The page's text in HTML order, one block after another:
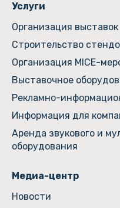
Услуги
Организация выставок
Строительство
Организация MICE-
Выставочное
Рекламно-
Информация для
Аренда звукового и
оборудования
Медиа-центр
Новости